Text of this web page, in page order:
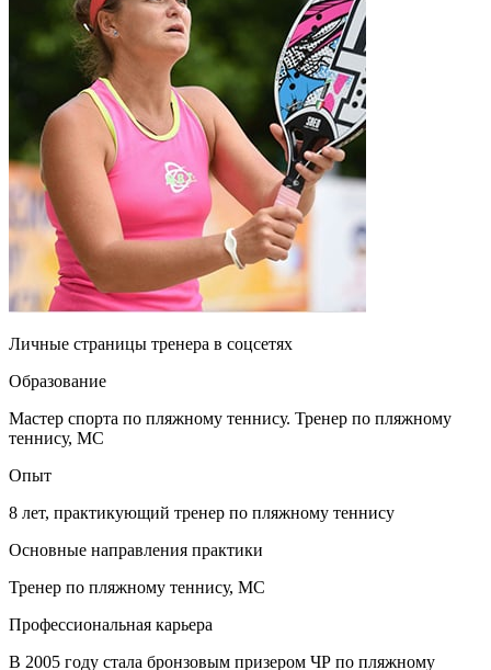
Личные страницы тренера в соцсетях
Образование
Мастер спорта по пляжному теннису. Тренер по пляжному
теннису, МС
Опыт
8 лет, практикующий тренер по пляжному теннису
Основные направления практики
Тренер по пляжному теннису, МС
Профессиональная карьера
В 2005 году стала бронзовым призером ЧР по пляжному